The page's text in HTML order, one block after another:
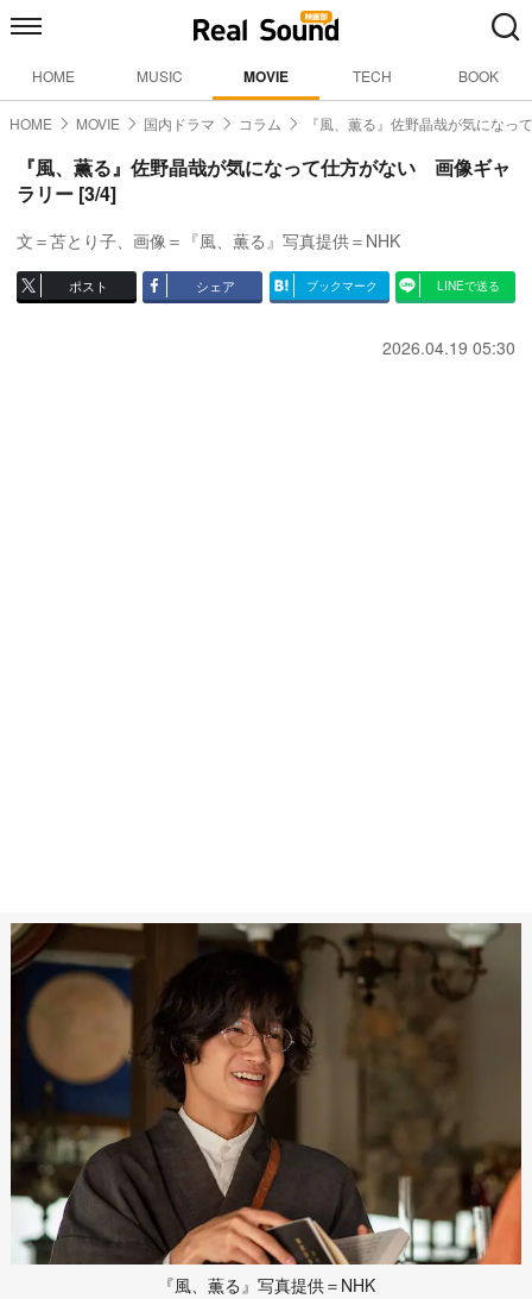
HOME MUSIC MOVIE TECH BOOK
HOME MOVIE 国内ドラマ コラム 『風、薫る』佐野晶哉が気になっ
『風、薫る』佐野晶哉が気になって仕方がない 画像ギャ
ラリー [3/4]
文＝苫とり子、画像＝『風、薫る』写真提供＝NHK
ポスト シェア ブックマーク LINEで送る
2026.04.19 05:30
『風、薫る』写真提供＝NHK